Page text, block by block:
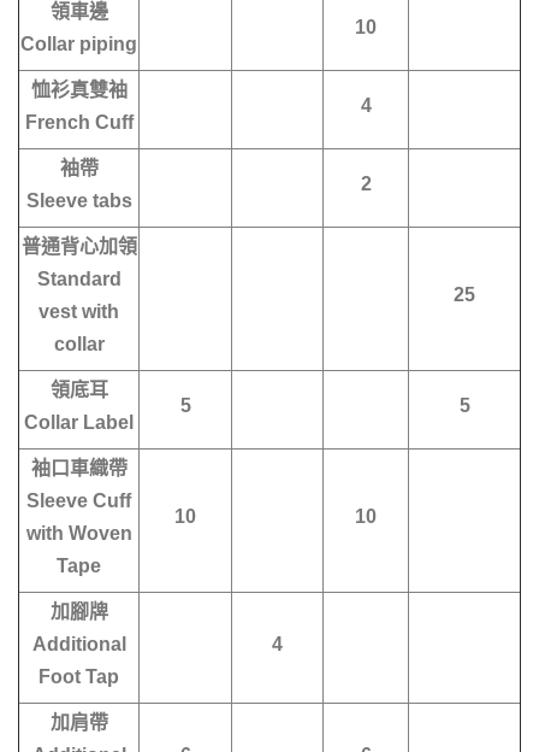
領車邊
Collar piping
10
恤衫真雙袖
French Cuff
4
袖帶
Sleeve tabs
2
普通背心加領
Standard
vest with
collar
25
領底耳
Collar Label
5 5
袖口車織帶
Sleeve Cuff
with Woven
Tape
10 10
加腳牌
Additional
Foot Tap
4
加肩帶